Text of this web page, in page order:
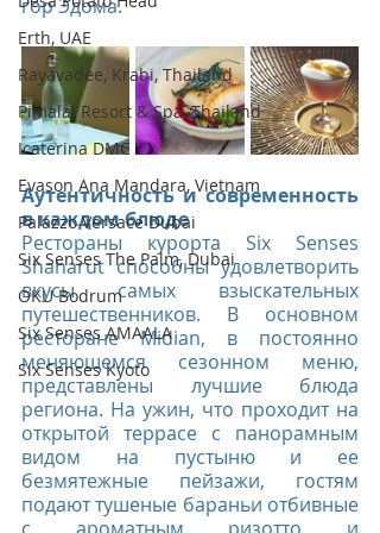
Erth, UAE
Rayavadee, Krabi, Thailand
Pimalai Resort & Spa, Thailand
Icaterina DMC
Evason Ana Mandara, Vietnam
Palazzo Versace Dubai
Six Senses The Palm, Dubai
OKU Bodrum
Six Senses AMAALA
Six Senses Kyoto
гор Эдома.
Аутентичность и современность
в каждом блюде
Рестораны курорта Six Senses
Shaharut способны удовлетворить
вкусы самых взыскательных
путешественников. В основном
ресторане Midian, в постоянно
меняющемся сезонном меню,
представлены лучшие блюда
региона. На ужин, что проходит на
открытой террасе с панорамным
видом на пустыню и ее
безмятежные пейзажи, гостям
подают тушеные бараньи отбивные